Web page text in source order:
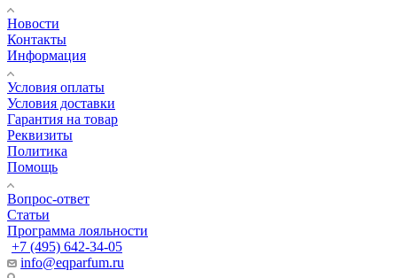
Новости
Контакты
Информация
Условия оплаты
Условия доставки
Гарантия на товар
Реквизиты
Политика
Помощь
Вопрос-ответ
Статьи
Программа лояльности
+7 (495) 642-34-05
info@eqparfum.ru